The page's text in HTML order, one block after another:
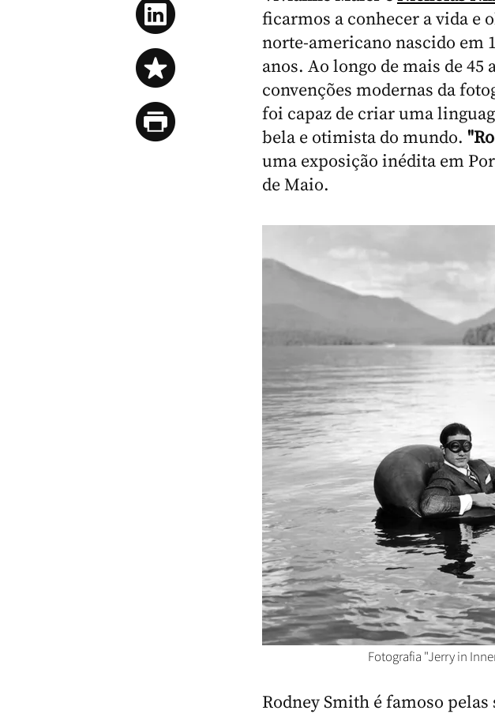
ficarmos a conhecer a vida e
norte-americano nascido em
anos. Ao longo de mais de
convenções modernas da
foi capaz de criar uma
bela e otimista do mundo.
uma exposição inédita em
de Maio.
Fotografia "Jerry in
Rodney Smith é famoso